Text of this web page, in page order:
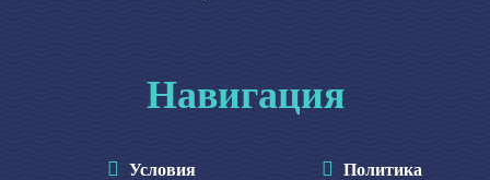
Навигация
Условия
Политика